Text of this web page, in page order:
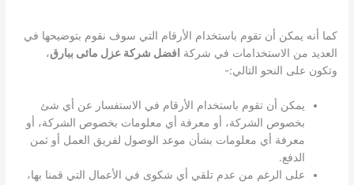
كما أنه يمكن أن تقوم باستخدام الأرقام التي سوف نقوم بتوضيحها في
العديد من الاستخدامات في شركة افضل شركة عزل مائى ببارق،
وتكون على النحو التالي:-
يمكن أن تقوم باستخدام الأرقام في الاستفسار عن أي شئ
بخصوص الشركة، أو معرفة أي معلومات بخصوص الشركة، أو
معرفة أي معلومات بشأن موعد الوصول لفريق العمل أو ثمن
الدفع.
على الرغم من عدم تلقي أي شكوى في الأعمال التي قمنا بها،